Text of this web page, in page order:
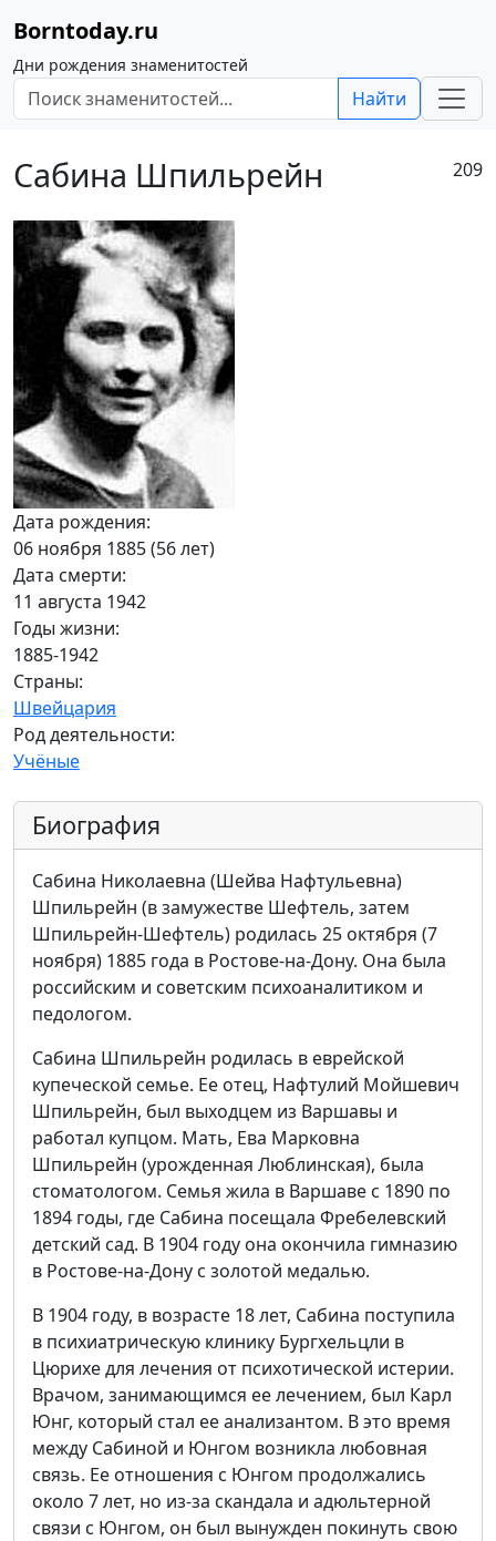
Borntoday.ru
Дни рождения знаменитостей
Найти
Сабина Шпильрейн 209
Дата рождения:
06 ноября 1885 (56 лет)
Дата смерти:
11 августа 1942
Годы жизни:
1885-1942
Страны:
Швейцария
Род деятельности:
Учёные
Биография
Сабина Николаевна (Шейва Нафтульевна)
Шпильрейн (в замужестве Шефтель, затем
Шпильрейн-Шефтель) родилась 25 октября (7
ноября) 1885 года в Ростове-на-Дону. Она была
российским и советским психоаналитиком и
педологом.
Сабина Шпильрейн родилась в еврейской
купеческой семье. Ее отец, Нафтулий Мойшевич
Шпильрейн, был выходцем из Варшавы и
работал купцом. Мать, Ева Марковна
Шпильрейн (урожденная Люблинская), была
стоматологом. Семья жила в Варшаве с 1890 по
1894 годы, где Сабина посещала Фребелевский
детский сад. В 1904 году она окончила гимназию
в Ростове-на-Дону с золотой медалью.
В 1904 году, в возрасте 18 лет, Сабина поступила
в психиатрическую клинику Бургхельцли в
Цюрихе для лечения от психотической истерии.
Врачом, занимающимся ее лечением, был Карл
Юнг, который стал ее анализантом. В это время
между Сабиной и Юнгом возникла любовная
связь. Ее отношения с Юнгом продолжались
около 7 лет, но из-за скандала и адюльтерной
связи с Юнгом, он был вынужден покинуть свою